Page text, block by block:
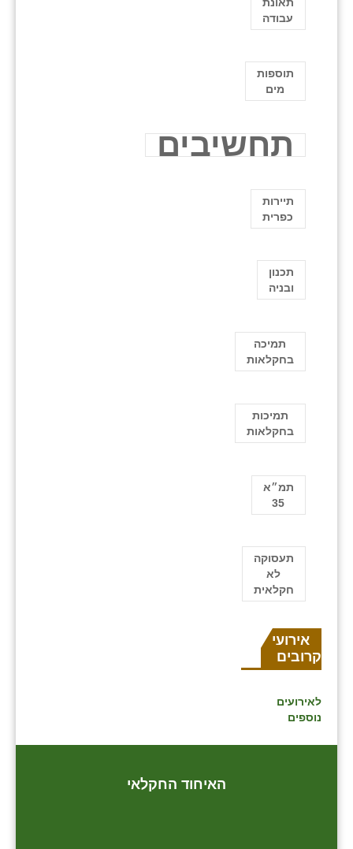
עבודה
תוספות
מים
תחשיבים
תיירות
כפרית
תכנון
ובניה
תמיכה
בחקלאות
תמיכות
בחקלאות
תמ״א
35
תעסוקה
לא
חקלאית
אירועים
קרובים
לאירועים
נוספים
האיחוד החקלאי